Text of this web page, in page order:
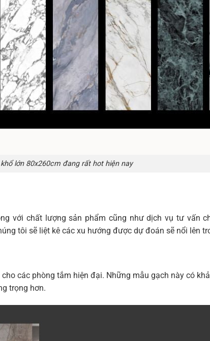
lớn 80x260cm đang rất hot hiện nay
với chất lượng sản phẩm cũng như dịch vụ tư vấn
tôi sẽ liệt kê các xu hướng được dự đoán sẽ nổi lên
các phòng tắm hiện đại. Những mẫu gạch này có
trọng hơn.